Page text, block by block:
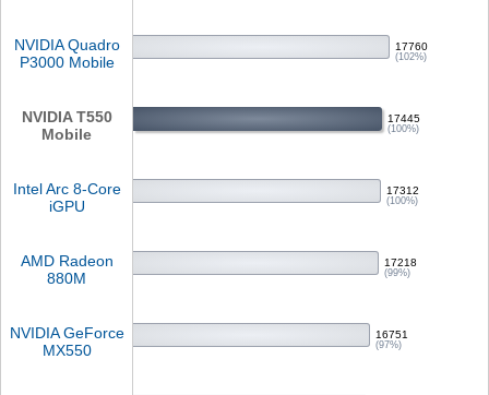
NVIDIA Quadro
P3000 Mobile
17760
(102%)
NVIDIA T550
Mobile
17445
(100%)
Intel Arc 8-Core
iGPU
17312
(100%)
AMD Radeon
880M
17218
(99%)
NVIDIA GeForce
MX550
16751
(97%)